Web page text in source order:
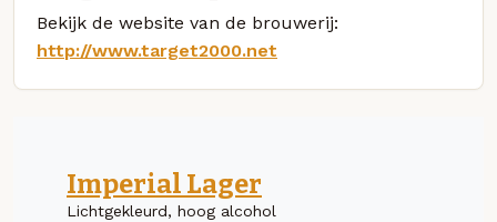
Bekijk de website van de brouwerij:
http://www.target2000.net
Imperial Lager
Lichtgekleurd, hoog alcohol